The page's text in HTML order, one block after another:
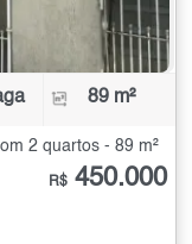
89 m²
2 quartos - 89 m²
R$ 450.000